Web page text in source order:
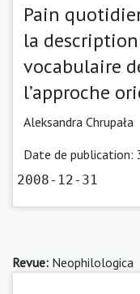
Pain
la
vocabulaire
l’approche
Aleksandra Chrupała
Date de publication:
2008-12-31
Revue: Neophilologica